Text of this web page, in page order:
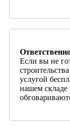
Если вы не
услугой
нашем складе